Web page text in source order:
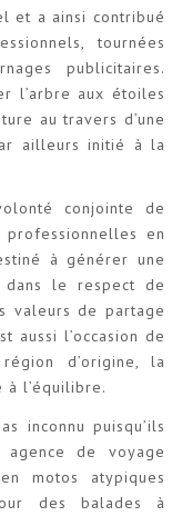
et a ainsi contribué
tournées
publicitaires.
l’arbre aux étoiles
au travers d’une
ailleurs initié à la
conjointe de
en
à générer une
dans le respect de
valeurs de partage
aussi l’occasion de
d’origine, la
à l’équilibre.
inconnu puisqu’ils
de voyage
motos atypiques
des balades à